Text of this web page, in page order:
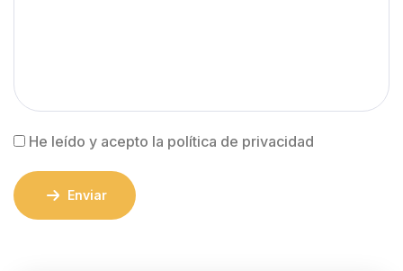
He leído y acepto la política de privacidad
Enviar